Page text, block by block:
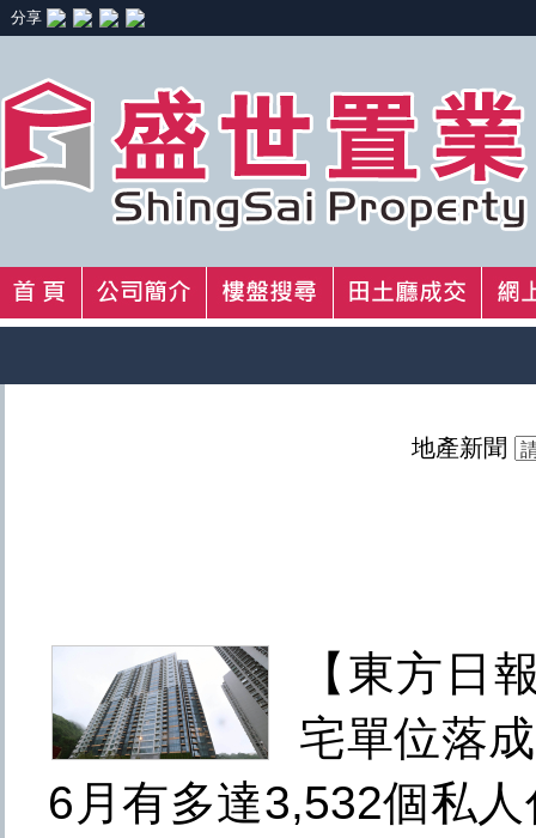
分享
地產新聞
【東方日
宅單位落
6月有多達3,532個私